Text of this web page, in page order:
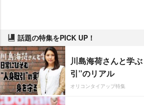
話題の特集をPICK UP！
川島海荷さんと学
引”のリアル
オリコンタイアップ特集